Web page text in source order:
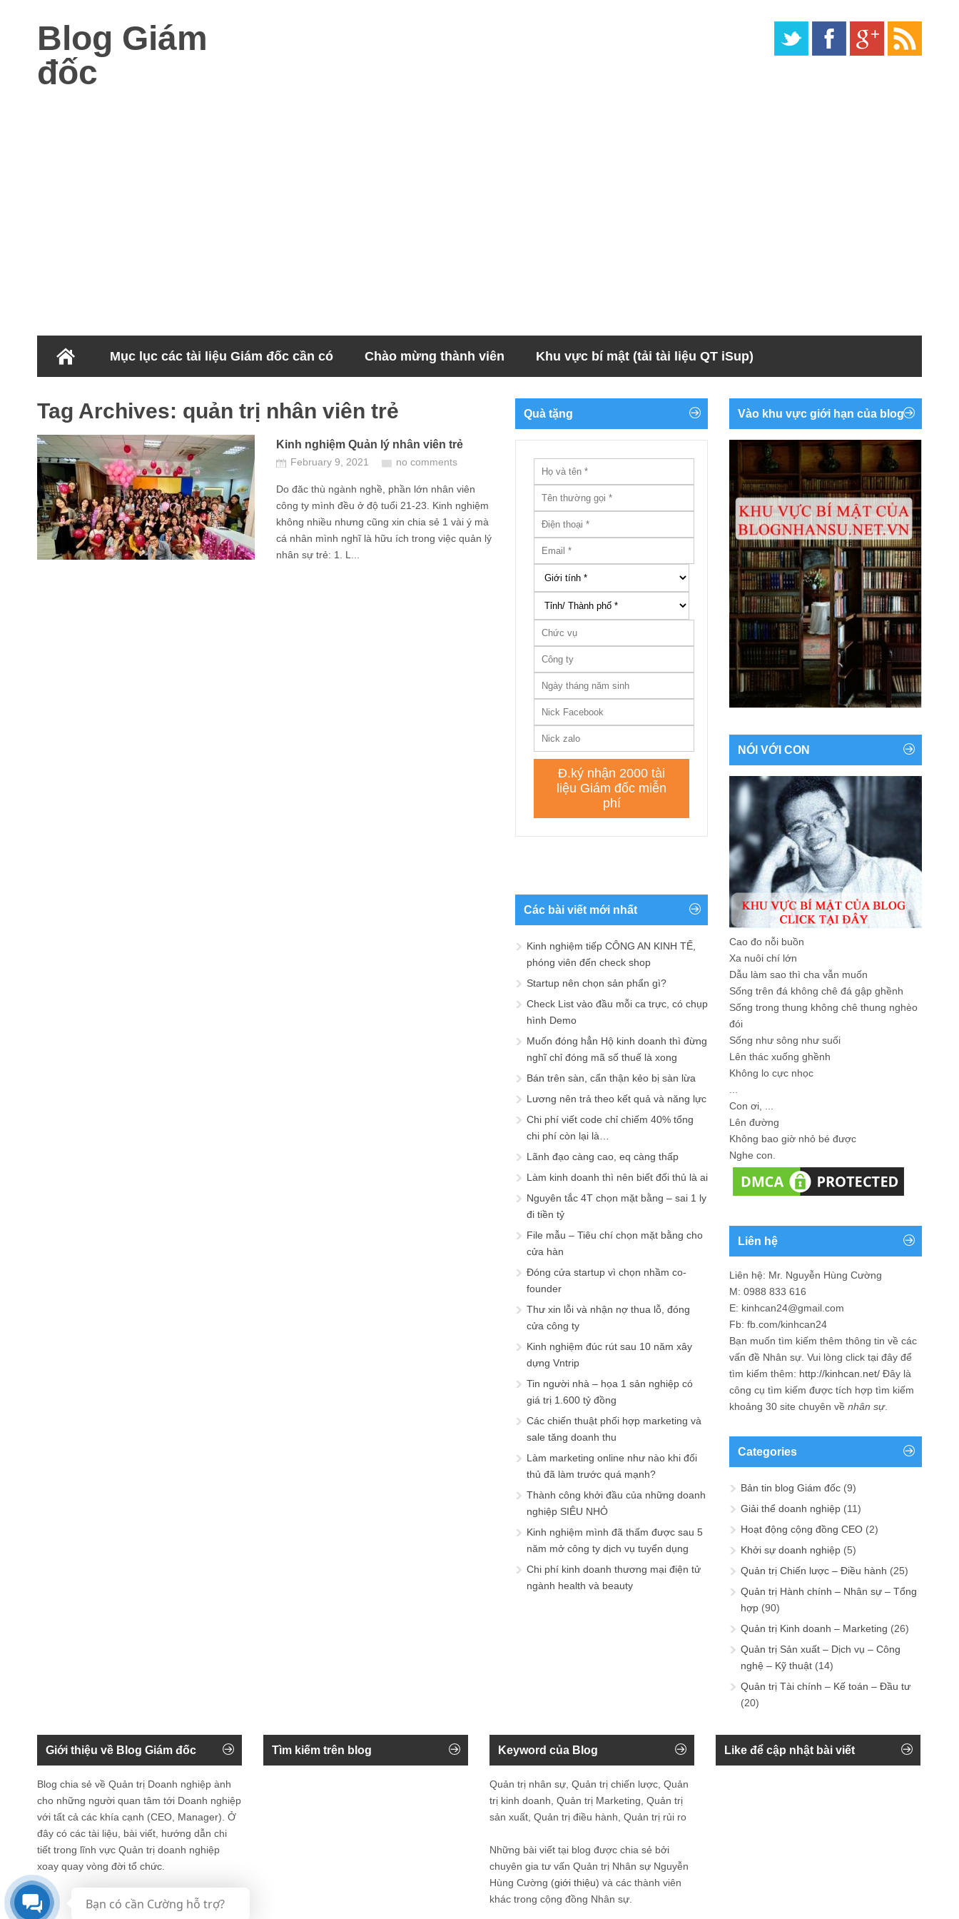
Blog Giám
đốc
Mục lục các tài liệu Giám đốc cần có Chào mừng thành viên Khu vực bí mật (tải tài liệu QT iSup)
Tag Archives: quản trị nhân viên trẻ
Kinh nghiệm Quản lý nhân viên trẻ
February 9, 2021 no comments
Do đăc thù ngành nghề, phần lớn nhân viên
công ty mình đều ở độ tuổi 21-23. Kinh nghiệm
không nhiều nhưng cũng xin chia sẻ 1 vài ý mà
cá nhân mình nghĩ là hữu ích trong việc quản lý
nhân sự trẻ: 1. L...
Quà tặng
Các bài viết mới nhất
Kinh nghiệm tiếp CÔNG AN KINH TẾ,
phóng viên đến check shop
Startup nên chọn sản phẩn gì?
Check List vào đầu mỗi ca trực, có chụp
hình Demo
Muốn đóng hẳn Hộ kinh doanh thì đừng
nghĩ chỉ đóng mã số thuế là xong
Bán trên sàn, cẩn thận kẻo bị sàn lừa
Lương nên trả theo kết quả và năng lực
Chi phí viết code chỉ chiếm 40% tổng
chi phí còn lại là…
Lãnh đạo càng cao, eq càng thấp
Làm kinh doanh thì nên biết đối thủ là ai
Nguyên tắc 4T chọn mặt bằng – sai 1 ly
đi tiền tỷ
File mẫu – Tiêu chí chọn mặt bằng cho
cửa hàn
Đóng cửa startup vì chọn nhầm co-
founder
Thư xin lỗi và nhận nợ thua lỗ, đóng
cửa công ty
Kinh nghiệm đúc rút sau 10 năm xây
dựng Vntrip
Tin người nhà – họa 1 sản nghiệp có
giá trị 1.600 tỷ đồng
Các chiến thuật phối hợp marketing và
sale tăng doanh thu
Làm marketing online như nào khi đối
thủ đã làm trước quá mạnh?
Thành công khởi đầu của những doanh
nghiệp SIÊU NHỎ
Kinh nghiệm mình đã thấm được sau 5
năm mở công ty dịch vụ tuyển dụng
Chi phí kinh doanh thương mại điện tử
ngành health và beauty
Vào khu vực giới hạn của blog
NÓI VỚI CON
Cao đo nỗi buồn
Xa nuôi chí lớn
Dẫu làm sao thì cha vẫn muốn
Sống trên đá không chê đá gập ghềnh
Sống trong thung không chê thung nghèo
đói
Sống như sông như suối
Lên thác xuống ghềnh
Không lo cực nhọc
Con ơi, ...
Lên đường
Không bao giờ nhỏ bé được
Nghe con.
Liên hệ
Liên hệ: Mr. Nguyễn Hùng Cường
M: 0988 833 616
E: kinhcan24@gmail.com
Fb: fb.com/kinhcan24
Bạn muốn tìm kiếm thêm thông tin về các
vấn đề Nhân sự . Vui lòng click tại đây để
tìm kiếm thêm: http://kinhcan.net/ Đây là
công cụ tìm kiếm được tích hợp tìm kiếm
khoảng 30 site chuyên về nhân sự.
Categories
Bản tin blog Giám đốc (9)
Giải thể doanh nghiệp (11)
Hoạt động cộng đồng CEO (2)
Khởi sự doanh nghiệp (5)
Quản trị Chiến lược – Điều hành (25)
Quản trị Hành chính – Nhân sự – Tổng
hợp (90)
Quản trị Kinh doanh – Marketing (26)
Quản trị Sản xuất – Dịch vụ – Công
nghệ – Kỹ thuật (14)
Quản trị Tài chính – Kế toán – Đầu tư
(20)
Giới thiệu về Blog Giám đốc
Blog chia sẻ về Quản trị Doanh nghiệp ành
cho những người quan tâm tới Doanh nghiệp
với tất cả các khía cạnh (CEO, Manager). Ở
đây có các tài liệu, bài viết, hướng dẫn chi
tiết trong lĩnh vực Quản trị doanh nghiệp
xoay quay vòng đời tổ chức.
Tìm kiếm trên blog Keyword của Blog
Quản trị nhân sự, Quản trị chiến lược, Quản
trị kinh doanh, Quản trị Marketing, Quản trị
sản xuất, Quản trị điều hành, Quản trị rủi ro
Những bài viết tại blog được chia sẻ bởi
chuyên gia tư vấn Quản trị Nhân sự Nguyễn
Hùng Cường (giới thiệu) và các thành viên
khác trong cộng đồng Nhân sự.
Like để cập nhật bài viết
Bạn có cần Cường hỗ trợ?